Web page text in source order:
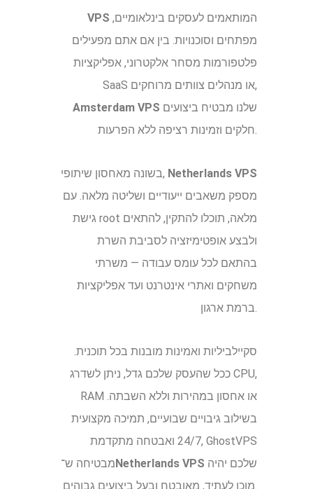
VPS
מפתחים וסוכנויות. בין אם אתם מפעילים
פלטפורמות מסחר אלקטרוני, אפליקציות
SaaS או מנהלים צוותים מרוחקים,
Amsterdam VPS
בשונה מאחסון שיתופי, Netherlands VPS
מספק משאבים ייעודיים ושליטה מלאה. עם
גישת root מלאה, תוכלו להתקין, להתאים
ולבצע אופטימיזציה לסביבת השרת
בהתאם לכל עומס עבודה — משרתי
משחקים ואתרי אינטרנט ועד אפליקציות
סקיילביליות ואמינות מובנות בכל תוכנית.
ככל שהעסק שלכם גדל, ניתן לשדרג CPU,
בשילוב גיבויים שבועיים, תמיכה מקצועית
24/7 ואבטחה מתקדמת, GhostVPS
מבטיחה ש־Netherlands VPS